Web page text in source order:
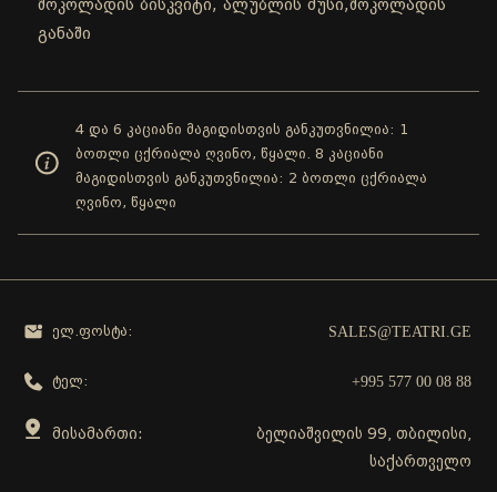
შოკოლადის ბისკვიტი, ალუბლის მუსი,შოკოლადის
განაში
4 და 6 კაციანი მაგიდისთვის განკუთვნილია: 1
ბოთლი ცქრიალა ღვინო, წყალი. 8 კაციანი
მაგიდისთვის განკუთვნილია: 2 ბოთლი ცქრიალა
ღვინო, წყალი
ელ.ფოსტა: SALES@TEATRI.GE
ტელ: +995 577 00 08 88
მისამართი:
ბელიაშვილის 99, თბილისი,
საქართველო